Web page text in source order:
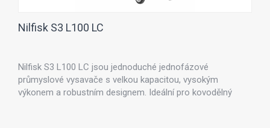
Nilfisk S3 L100 LC
Nilfisk S3 L100 LC jsou jednoduché jednofázové
průmyslové vysavače s velkou kapacitou, vysokým
výkonem a robustním designem. Ideální pro kovodělný